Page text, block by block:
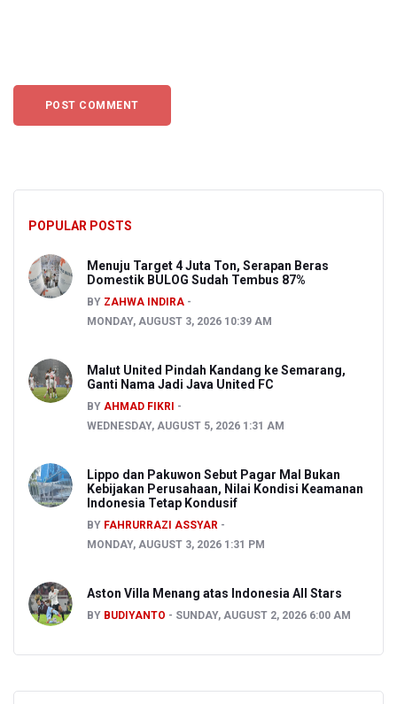
POPULAR POSTS
Menuju Target 4 Juta Ton, Serapan Beras
Domestik BULOG Sudah Tembus 87%
BY ZAHWA INDIRA
MONDAY, AUGUST 3, 2026 10:39 AM
Malut United Pindah Kandang ke Semarang,
Ganti Nama Jadi Java United FC
BY AHMAD FIKRI
WEDNESDAY, AUGUST 5, 2026 1:31 AM
Lippo dan Pakuwon Sebut Pagar Mal Bukan
Kebijakan Perusahaan, Nilai Kondisi Keamanan
Indonesia Tetap Kondusif
BY FAHRURRAZI ASSYAR
MONDAY, AUGUST 3, 2026 1:31 PM
Aston Villa Menang atas Indonesia All Stars
BY BUDIYANTO SUNDAY, AUGUST 2, 2026 6:00 AM